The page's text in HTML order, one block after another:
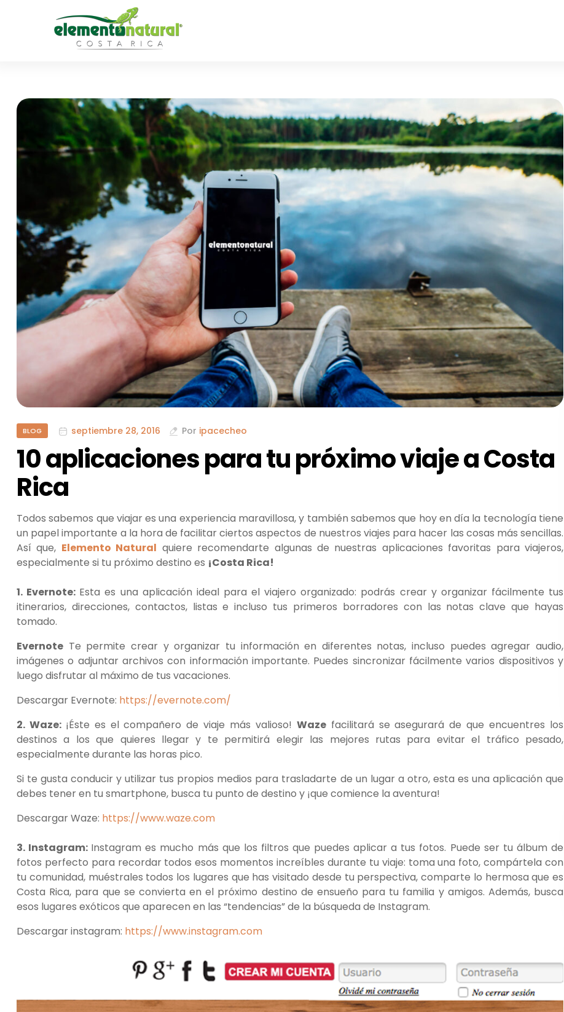
BLOG septiembre 28, 2016 Por ipacecheo
10 aplicaciones para tu próximo viaje a Costa
Rica
Todos sabemos que viajar es una experiencia maravillosa, y también sabemos que hoy en día la tecnología tiene
un papel importante a la hora de facilitar ciertos aspectos de nuestros viajes para hacer las cosas más sencillas.
Así que, Elemento Natural quiere recomendarte algunas de nuestras aplicaciones favoritas para viajeros,
especialmente si tu próximo destino es ¡Costa Rica!
1. Evernote: Esta es una aplicación ideal para el viajero organizado: podrás crear y organizar fácilmente tus
itinerarios, direcciones, contactos, listas e incluso tus primeros borradores con las notas clave que hayas
tomado.
Evernote Te permite crear y organizar tu información en diferentes notas, incluso puedes agregar audio,
imágenes o adjuntar archivos con información importante. Puedes sincronizar fácilmente varios dispositivos y
luego disfrutar al máximo de tus vacaciones.
Descargar Evernote: https://evernote.com/
2. Waze: ¡Éste es el compañero de viaje más valioso! Wazefacilitará se asegurará de que encuentres los
destinos a los que quieres llegar y te permitirá elegir las mejores rutas para evitar el tráfico pesado,
especialmente durante las horas pico.
Si te gusta conducir y utilizar tus propios medios para trasladarte de un lugar a otro, esta es una aplicación que
debes tener en tu smartphone, busca tu punto de destino y ¡que comience la aventura!
Descargar Waze: https://www.waze.com
3. Instagram: Instagram es mucho más que los filtros que puedes aplicar a tus fotos. Puede ser tu álbum de
fotos perfecto para recordar todos esos momentos increíbles durante tu viaje: toma una foto, compártela con
tu comunidad, muéstrales todos los lugares que has visitado desde tu perspectiva, comparte lo hermosa que es
Costa Rica, para que se convierta en el próximo destino de ensueño para tu familia y amigos. Además, busca
esos lugares exóticos que aparecen en las “tendencias” de la búsqueda de Instagram.
Descargar instagram: https://www.instagram.com